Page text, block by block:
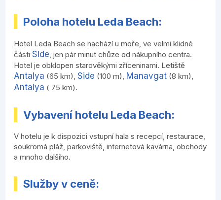
Poloha hotelu Leda Beach:
Hotel Leda Beach se nachází u moře, ve velmi klidné
částiSide , jen pár minut chůze od nákupního centra.
Hotel je obklopen starověkými zříceninami. Letiště
Antalya (65 km),Side (100 m), Manavgat (8 km),
Antalya ( 75 km).
Vybavení hotelu Leda Beach:
V hotelu je k dispozici vstupní hala s recepcí, restaurace,
soukromá pláž, parkoviště, internetová kavárna, obchody
a mnoho dalšího.
Služby v ceně: